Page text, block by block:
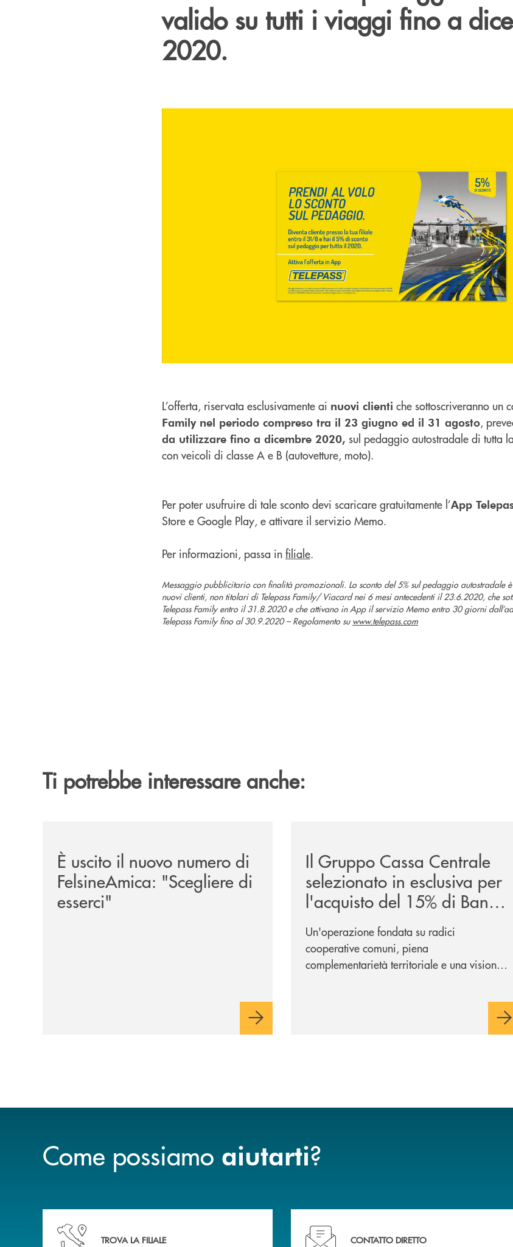
valido su tutti i viaggi fino a
2020.
L’offerta, riservata esclusivamente ai nuovi clienti che sottoscriveranno un
Family nel periodo compreso tra il 23 giugno ed il 31 agosto,
da utilizzare fino a dicembre 2020, sul pedaggio autostradale di tutta
con veicoli di classe A e B (autovetture, moto).
Per poter usufruire di tale sconto devi scaricare gratuitamente l’App
Store e Google Play, e attivare il servizio Memo.
Per informazioni, passa in filiale.
Messaggio pubblicitario con finalità promozionali. Lo sconto del 5% sul pedaggio autostradale
nuovi clienti, non titolari di Telepass Family/ Viacard nei 6 mesi antecedenti il 23.6.2020, che
Telepass Family entro il 31.8.2020 e che attivano in App il servizio Memo entro 30 giorni
Telepass Family fino al 30.9.2020 – Regolamento su www.telepass.com
Ti potrebbe interessare anche:
È uscito il nuovo numero di
FelsineAmica: "Scegliere di
esserci"
Il Gruppo Cassa Centrale
selezionato in esclusiva per
l'acquisto del 15% di Banca
Cambiano 1884
Un'operazione fondata su radici
cooperative comuni, piena
complementarietà territoriale e una visione
Come possiamo aiutarti?
Accedi all' elenco completo delle nostre&nbsp; filiali .
TROVA LA FILIALE
Ti serve assistenza immediata? Contattaci!
CONTATTO DIRETTO